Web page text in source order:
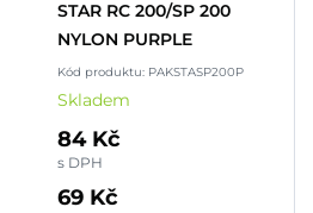
STAR RC 200/SP 200
NYLON PURPLE
Kód produktu: PAKSTASP200P
Skladem
84 Kč
s DPH
69 Kč